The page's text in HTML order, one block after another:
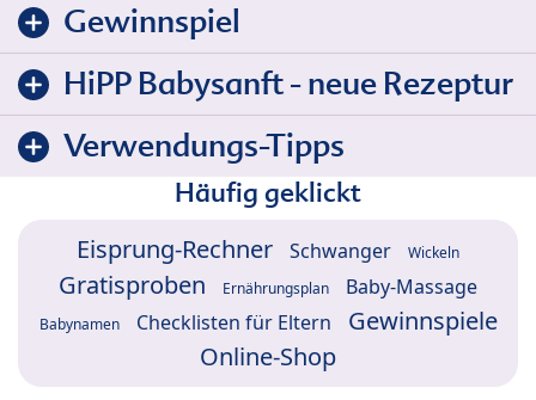
Gewinnspiel
HiPP Babysanft - neue Rezeptur
Verwendungs-Tipps
Häufig geklickt
Eisprung-Rechner Schwanger Wickeln
Gratisproben Ernährungsplan Baby-Massage
Babynamen Checklisten für Eltern
Gewinnspiele
Online-Shop